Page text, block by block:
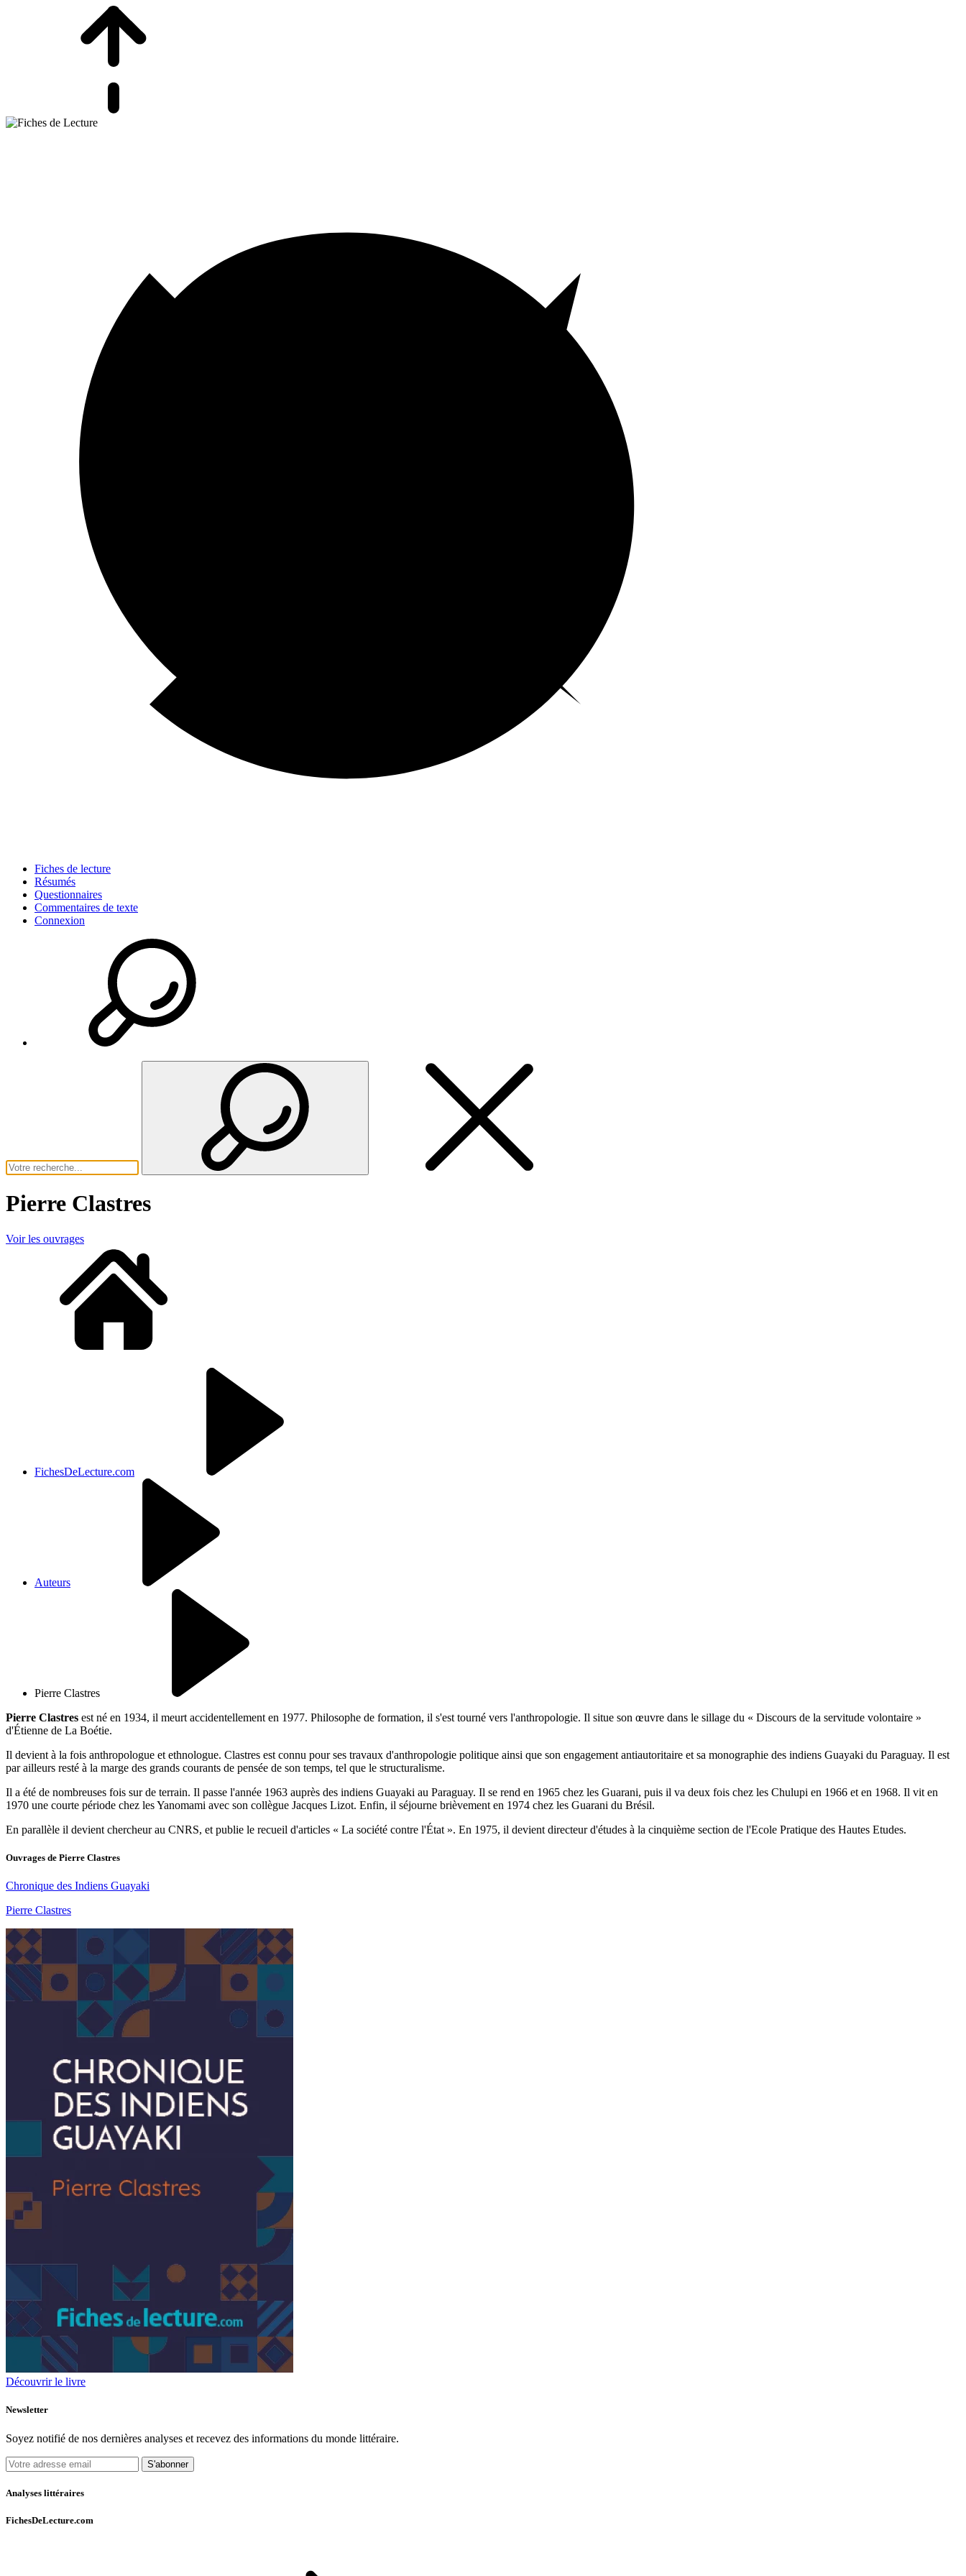
Fiches de lecture
Résumés
Questionnaires
Commentaires de texte
Connexion
Pierre Clastres
Voir les ouvrages
FichesDeLecture.com
Auteurs
Pierre Clastres
Pierre Clastres est né en 1934, il meurt accidentellement en 1977. Philosophe de formation, il s'est tourné vers l'anthropologie. Il situe son œuvre dans le sillage du « Discours de la servitude volontaire »
d'Étienne de La Boétie.
Il devient à la fois anthropologue et ethnologue. Clastres est connu pour ses travaux d'anthropologie politique ainsi que son engagement antiautoritaire et sa monographie des indiens Guayaki du Paraguay. Il est
par ailleurs resté à la marge des grands courants de pensée de son temps, tel que le structuralisme.
Il a été de nombreuses fois sur de terrain. Il passe l'année 1963 auprès des indiens Guayaki au Paraguay. Il se rend en 1965 chez les Guarani, puis il va deux fois chez les Chulupi en 1966 et en 1968. Il vit en
1970 une courte période chez les Yanomami avec son collègue Jacques Lizot. Enfin, il séjourne brièvement en 1974 chez les Guarani du Brésil.
En parallèle il devient chercheur au CNRS, et publie le recueil d'articles « La société contre l'État ». En 1975, il devient directeur d'études à la cinquième section de l'Ecole Pratique des Hautes Etudes.
Ouvrages de Pierre Clastres
Chronique des Indiens Guayaki
Pierre Clastres
Découvrir le livre
Newsletter
Soyez notifié de nos dernières analyses et recevez des informations du monde littéraire.
S'abonner
Analyses littéraires
FichesDeLecture.com